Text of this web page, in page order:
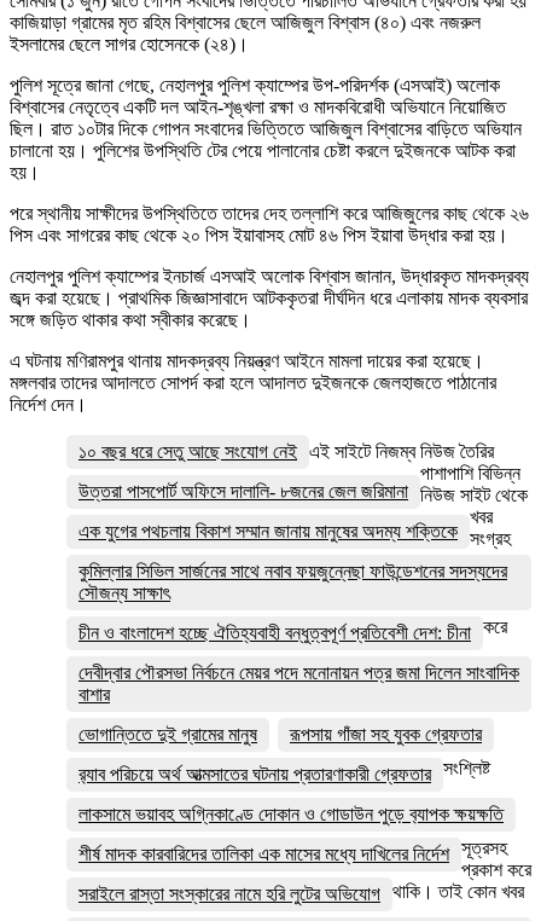
কাজিয়াড়া গ্রামের মৃত রহিম বিশ্বাসের ছেলে আজিজুল বিশ্বাস (৪০) এবং নজরুল
ইসলামের ছেলে সাগর হোসেনকে (২৪)।
পুলিশ সূত্রে জানা গেছে, নেহালপুর পুলিশ ক্যাম্পের উপ-পরিদর্শক (এসআই) অলোক
বিশ্বাসের নেতৃত্বে একটি দল আইন-শৃঙ্খলা রক্ষা ও মাদকবিরোধী অভিযানে নিয়োজিত
ছিল। রাত ১০টার দিকে গোপন সংবাদের ভিত্তিতে আজিজুল বিশ্বাসের বাড়িতে অভিযান
চালানো হয়। পুলিশের উপস্থিতি টের পেয়ে পালানোর চেষ্টা করলে দুইজনকে আটক করা
হয়।
পরে স্থানীয় সাক্ষীদের উপস্থিতিতে তাদের দেহ তল্লাশি করে আজিজুলের কাছ থেকে ২৬
পিস এবং সাগরের কাছ থেকে ২০ পিস ইয়াবাসহ মোট ৪৬ পিস ইয়াবা উদ্ধার করা হয়।
নেহালপুর পুলিশ ক্যাম্পের ইনচার্জ এসআই অলোক বিশ্বাস জানান, উদ্ধারকৃত মাদকদ্রব্য
জব্দ করা হয়েছে। প্রাথমিক জিজ্ঞাসাবাদে আটককৃতরা দীর্ঘদিন ধরে এলাকায় মাদক ব্যবসার
সঙ্গে জড়িত থাকার কথা স্বীকার করেছে।
এ ঘটনায় মণিরামপুর থানায় মাদকদ্রব্য নিয়ন্ত্রণ আইনে মামলা দায়ের করা হয়েছে।
মঙ্গলবার তাদের আদালতে সোপর্দ করা হলে আদালত দুইজনকে জেলহাজতে পাঠানোর
নির্দেশ দেন।
১০ বছর ধরে সেতু আছে সংযোগ নেই
উত্তরা পাসপোর্ট অফিসে দালালি- ৮জনের জেল জরিমানা
এক যুগের পথচলায় বিকাশ সম্মান জানায় মানুষের অদম্য শক্তিকে
কুমিল্লার সিভিল সার্জনের সাথে নবাব ফয়জুন্নেছা ফাউন্ডেশনের সদস্যদের
সৌজন্য সাক্ষাৎ
চীন ও বাংলাদেশ হচ্ছে ঐতিহ্যবাহী বন্ধুত্বপূর্ণ প্রতিবেশী দেশ: চীনা
দেবীদ্বার পৌরসভা নির্বচনে মেয়র পদে মনোনায়ন পত্র জমা দিলেন সাংবাদিক
বাশার
ভোগান্তিতে দুই গ্রামের মানুষ
রূপসায় গাঁজা সহ যুবক গ্রেফতার
র‌্যাব পরিচয়ে অর্থ আত্মসাতের ঘটনায় প্রতারণাকারী গ্রেফতার
লাকসামে ভয়াবহ অগ্নিকাণ্ডে দোকান ও গোডাউন পুড়ে ব‍্যাপক ক্ষয়ক্ষতি
শীর্ষ মাদক কারবারিদের তালিকা এক মাসের মধ্যে দাখিলের নির্দেশ
সরাইলে রাস্তা সংস্কারের নামে হরি লুটের অভিযোগ
এই সাইটে নিজম্ব নিউজ তৈরির
পাশাপাশি বিভিন্ন
নিউজ সাইট থেকে
খবর
সংগ্রহ
করে
সংশ্লিষ্ট
সূত্রসহ
প্রকাশ করে
থাকি। তাই কোন খবর